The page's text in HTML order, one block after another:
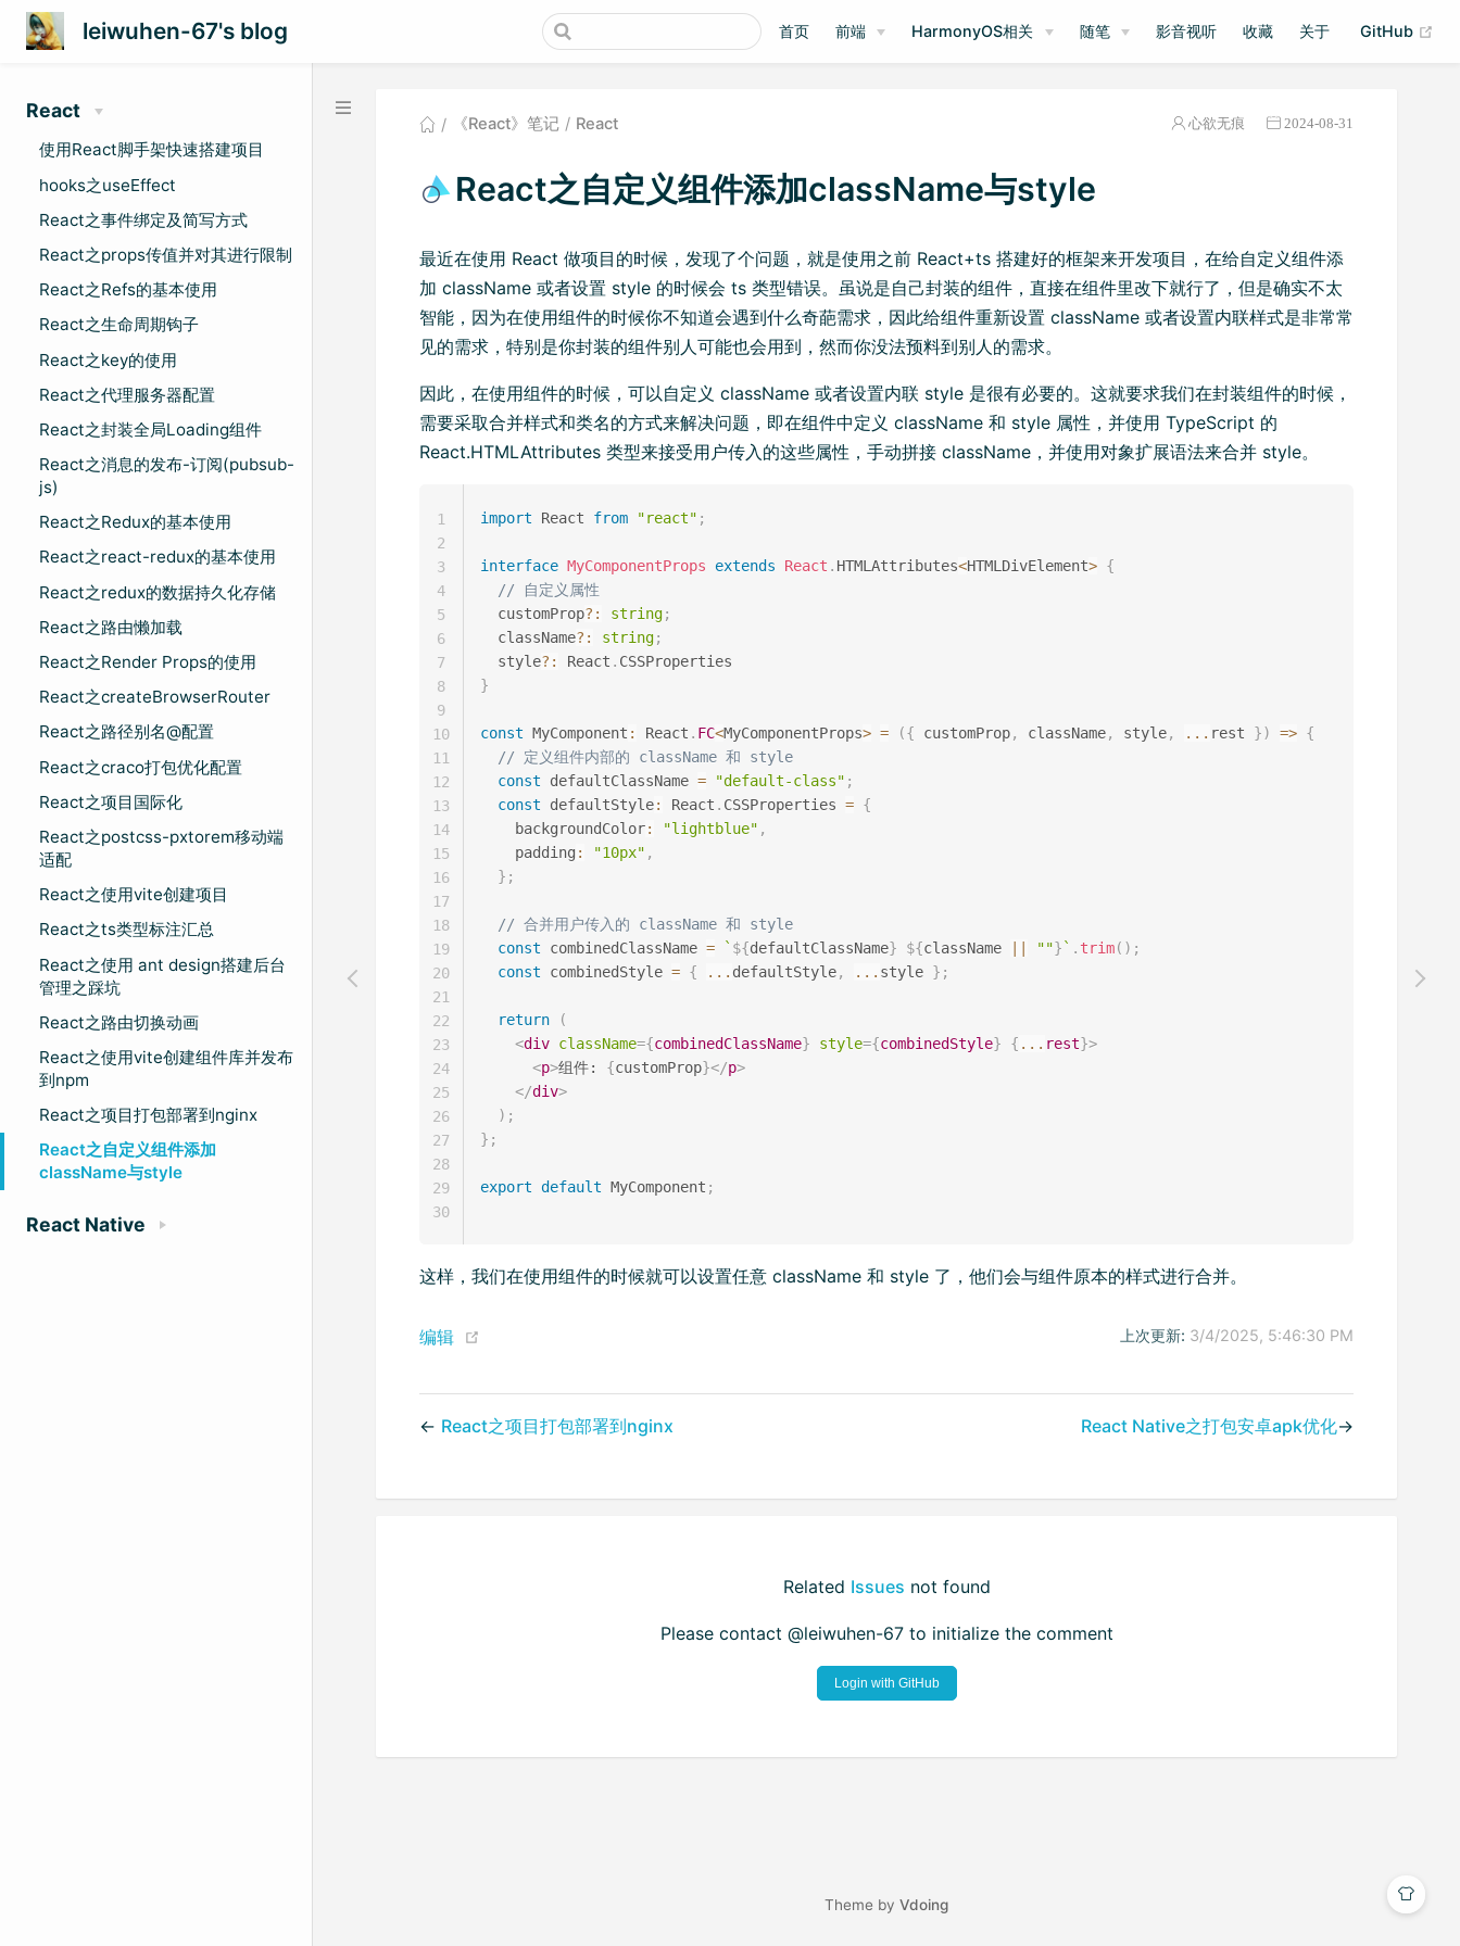
leiwuhen-67's blog 首页 前端 HarmonyOS相关 随笔 影音视听 收藏 关于 GitHub
React
使用React脚手架快速搭建项目
hooks之useEffect
React之事件绑定及简写方式
React之props传值并对其进行限制
React之Refs的基本使用
React之生命周期钩子
React之key的使用
React之代理服务器配置
React之封装全局Loading组件
React之消息的发布-订阅(pubsub-
js)
React之Redux的基本使用
React之react-redux的基本使用
React之redux的数据持久化存储
React之路由懒加载
React之Render Props的使用
React之createBrowserRouter
React之路径别名@配置
React之craco打包优化配置
React之项目国际化
React之postcss-pxtorem移动端
适配
React之使用vite创建项目
React之ts类型标注汇总
React之使用 ant design搭建后台
管理之踩坑
React之路由切换动画
React之使用vite创建组件库并发布
到npm
React之项目打包部署到nginx
React之自定义组件添加
className与style
React Native
《React》笔记 React 心欲无痕 2024-08-31
React之自定义组件添加className与style
最近在使用 React 做项目的时候，发现了个问题，就是使用之前 React+ts 搭建好的框架来开发项目，在给自定义组件添
加 className 或者设置 style 的时候会 ts 类型错误。虽说是自己封装的组件，直接在组件里改下就行了，但是确实不太
智能，因为在使用组件的时候你不知道会遇到什么奇葩需求，因此给组件重新设置 className 或者设置内联样式是非常常
见的需求，特别是你封装的组件别人可能也会用到，然而你没法预料到别人的需求。
因此，在使用组件的时候，可以自定义 className 或者设置内联 style 是很有必要的。这就要求我们在封装组件的时候，
需要采取合并样式和类名的方式来解决问题，即在组件中定义 className 和 style 属性，并使用 TypeScript 的
React.HTMLAttributes 类型来接受用户传入的这些属性，手动拼接 className，并使用对象扩展语法来合并 style。
import React from "react" ;
interface MyComponentProps extends React . HTMLAttributes<HTMLDivElement> {
// 自定义属性
  customProp
? : string;
  className
? : string;
  style
? : React .
}
const MyComponent : React . FC<MyComponentProps> = ({ customProp, className, style, ... rest }) => {
// 定义组件内部的 className 和 style
const defaultClassName = "default-class" ;
const defaultStyle: React . CSSProperties = {
    backgroundColor
: "lightblue" ,
    padding
: "10px" ,
} ;
// 合并用户传入的 className 和 style
const combinedClassName = ` ${defaultClassName} ${className ""} ` . trim( ) ;
const combinedStyle = { ... defaultStyle, ... style } ;
return
(
<div className={combinedClassName} style={combinedStyle} { ... rest}>
<p>组件: {customProp}</p>
</div>
) ;
} ;
export default MyComponent ;
1
2
3
4
5
6
7
8
9
10
11
12
13
14
15
16
17
18
19
20
21
22
23
24
25
26
27
28
29
30
这样，我们在使用组件的时候就可以设置任意 className 和 style 了，他们会与组件原本的样式进行合并。
编辑 上次更新: 3/4/2025, 5:46:30 PM
← React之项目打包部署到nginx React Native之打包安卓apk优化→
Related Issues not found
Please contact @leiwuhen-67 to initialize the comment
Login with GitHub
Theme by Vdoing